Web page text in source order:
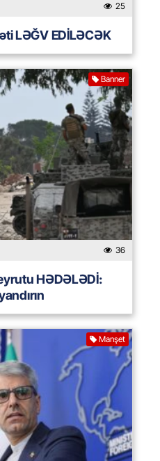
25
LƏĞV EDİLƏCƏK
Banner
36
HƏDƏLƏDİ:
Manşet